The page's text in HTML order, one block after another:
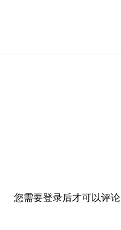
您需要登录后才可以评论